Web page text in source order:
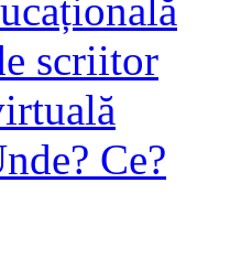
scriitor
Ce?